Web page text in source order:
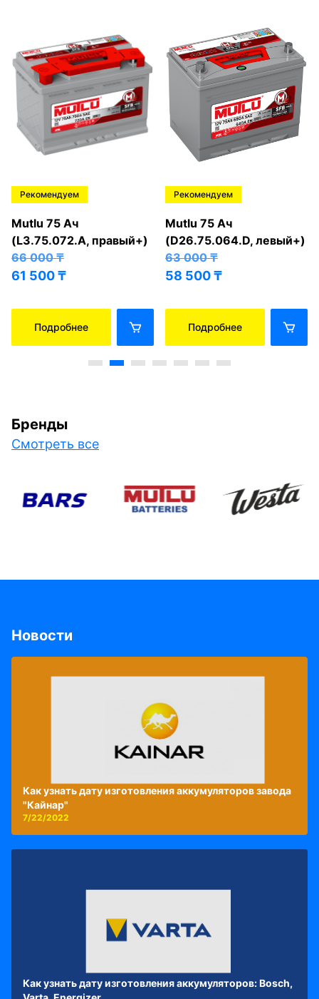
Рекомендуем
Mutlu 75 Ач
(L3.75.072.A, правый+)
66 000₸
61 500₸
Подробнее
Рекомендуем
Mutlu 75 Ач
(D26.75.064.D, левый+)
63 000₸
58 500₸
Подробнее
Бренды
Смотреть все
Новости
Как узнать дату изготовления аккумуляторов завода
"Кайнар"
7/22/2022
Как узнать дату изготовления аккумуляторов: Bosch,